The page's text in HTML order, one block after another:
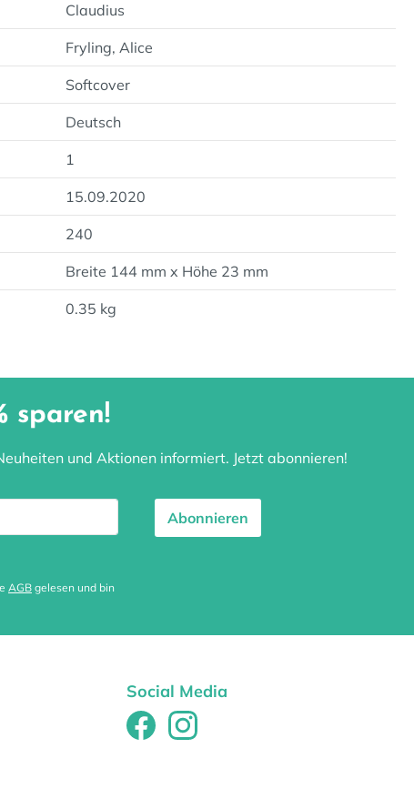
Claudius
Fryling, Alice
Softcover
Deutsch
1
15.09.2020
240
Breite 144 mm x Höhe 23 mm
0.35 kg
sparen!
und Aktionen informiert. Jetzt abonnieren!
AGB gelesen und bin
Abonnieren
Social Media